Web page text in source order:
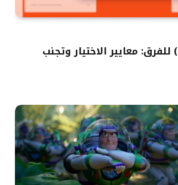
بدائل (Docusign) للفرق: معايير الاختيار وتجنب